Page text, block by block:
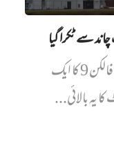
سے ٹکرا گیا
امریکی خلائی کمپنی سپیس ایکس کے راکٹ فالکن 9 کا ایک